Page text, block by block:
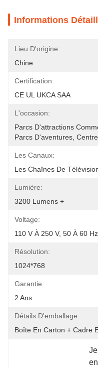
Informations
Lieu D'origine:
Chine
Certification:
CE UL UKCA SAA
L'occasion:
Parcs D'attractions
Parcs D'aventures,
Les Canaux:
Les Chaînes De
Lumière:
3200 Lumens +
Voltage:
110 V À 250 V, 50 À 60 Hz
Résolution:
1024*768
Garantie:
2 Ans
Détails D'emballage:
Boîte En Carton + Cadre